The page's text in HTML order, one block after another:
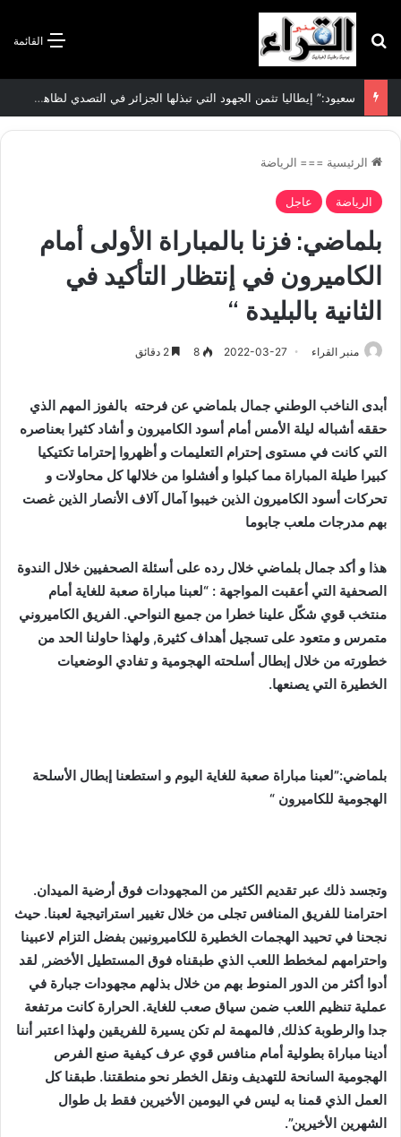
القائمة بحث عن
سعيود:” إيطاليا تثمن الجهود التي تبذلها الجزائر في التصدي لظاهرة الهجرة غير الشرعية”
الرئيسية === الرياضة
الرياضة عاجل
بلماضي: فزنا بالمباراة الأولى أمام
الكاميرون في إنتظار التأكيد في
الثانية بالبليدة “
منبر القراء 2022-03-27
8
أبدى الناخب الوطني جمال بلماضي عن فرحته بالفوز المهم الذي
حققه أشباله ليلة الأمس أمام أسود الكاميرون و أشاد كثيرا بعناصره
التي كانت في مستوى إحترام التعليمات و أظهروا إحتراما تكتيكيا
كبيرا طيلة المباراة مما كبلوا و أفشلوا من خلالها كل محاولات و
تحركات أسود الكاميرون الذين خيبوا آمال آلاف الأنصار الذين غصت
بهم مدرجات ملعب جابوما
هذا و أكد جمال بلماضي خلال رده على أسئلة الصحفيين خلال الندوة
الصحفية التي أعقبت المواجهة : “لعبنا مباراة صعبة للغاية أمام
منتخب قوي شكّل علينا خطرا من جميع النواحي. الفريق الكاميروني
متمرس و متعود على تسجيل أهداف كثيرة, ولهذا حاولنا الحد من
خطورته من خلال إبطال أسلحته الهجومية و تفادي الوضعيات
الخطيرة التي يصنعها.
بلماضي:”لعبنا مباراة صعبة للغاية اليوم و استطعنا إبطال الأسلحة
الهجومية للكاميرون “
وتجسد ذلك عبر تقديم الكثير من المجهودات فوق أرضية الميدان.
احترامنا للفريق المنافس تجلى من خلال تغيير استراتيجية لعبنا. حيث
نجحنا في تحييد الهجمات الخطيرة للكاميرونيين بفضل التزام لاعبينا
واحترامهم لمخطط اللعب الذي طبقناه فوق المستطيل الأخضر, لقد
أدوا أكثر من الدور المنوط بهم من خلال بذلهم مجهودات جبارة في
عملية تنظيم اللعب ضمن سياق صعب للغاية. الحرارة كانت مرتفعة
جدا والرطوبة كذلك, فالمهمة لم تكن يسيرة للفريقين ولهذا اعتبر أننا
أدينا مباراة بطولية أمام منافس قوي عرف كيفية صنع الفرص
الهجومية السانحة للتهديف ونقل الخطر نحو منطقتنا. طبقنا كل
العمل الذي قمنا به ليس في اليومين الأخيرين فقط بل طوال
الشهرين الأخيرين”.